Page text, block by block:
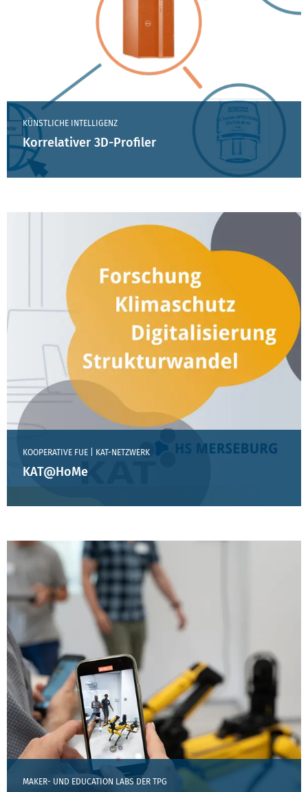
KÜNSTLICHE INTELLIGENZ
Korrelativer 3D-Profiler
KOOPERATIVE FUE | KAT-NETZWERK
KAT@HoMe
MAKER- UND EDUCATION LABS DER TPG